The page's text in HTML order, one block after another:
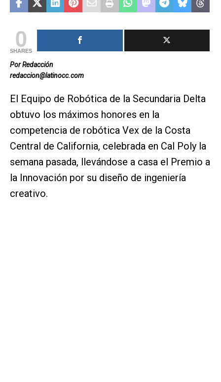
0
SHARES
Por Redacción
redaccion@latinocc.com
El Equipo de Robótica de la Secundaria Delta
obtuvo los máximos honores en la
competencia de robótica Vex de la Costa
Central de California, celebrada en Cal Poly la
semana pasada, llevándose a casa el Premio a
la Innovación por su diseño de ingeniería
creativo.